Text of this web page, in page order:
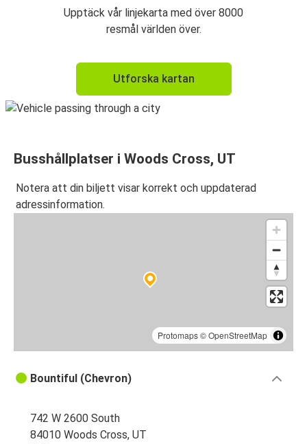
Upptäck vår linjekarta med över 8000
resmål världen över.
Utforska kartan
Busshållplatser i Woods Cross, UT
Notera att din biljett visar korrekt och uppdaterad
adressinformation.
Protomaps©OpenStreetMap
Bountiful (Chevron)
742 W 2600 South
84010 Woods Cross, UT